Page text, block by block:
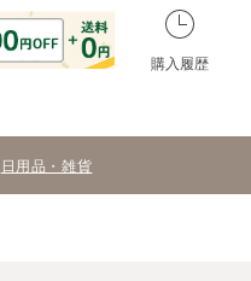
購入履歴
日用品・雑貨